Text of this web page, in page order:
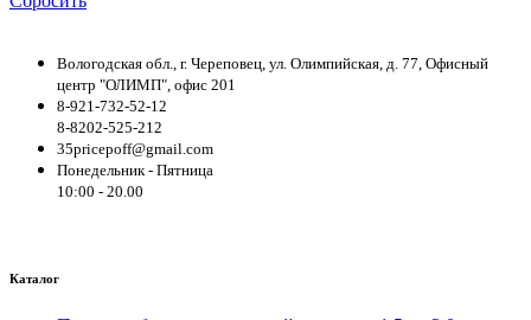
Вологодская обл., г. Череповец, ул. Олимпийская, д. 77, Офисный
центр "ОЛИМП", офис 201
8-921-732-52-12
8-8202-525-212
35pricepoff@gmail.com
Понедельник - Пятница
10:00 - 20.00
Каталог